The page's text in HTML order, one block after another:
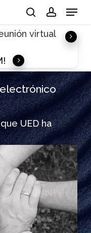
Menu
virtual
UED ha